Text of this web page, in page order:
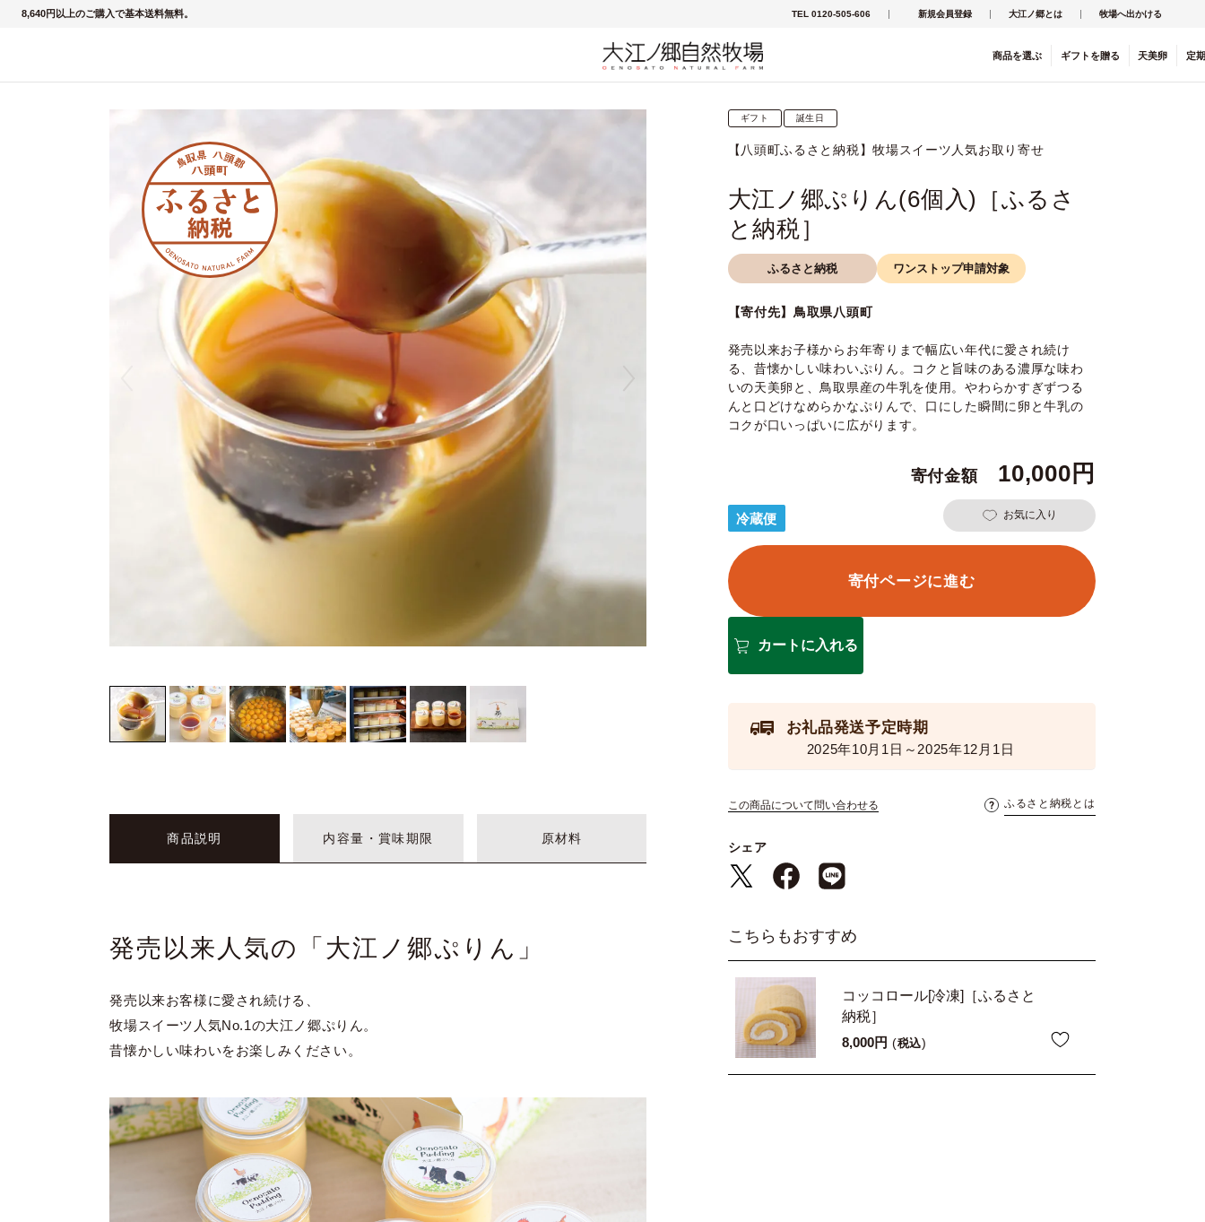
8,640円以上のご購入で基本送料無料。 TEL 0120-505-606 新規会員登録 大江ノ郷とは 牧場へ出かける
商品を選ぶ ギフト を贈る 天美卵 定
ギフト 誕生日
【八頭町ふるさと納税】牧場スイーツ人気お取り寄せ
大江ノ郷ぷりん(6個入)［ふるさ
と納税］
ふるさと納税 ワンストップ申請対象
【寄付先】鳥取県八頭町
発売以来お子様からお年寄りまで幅広い年代に愛され続け
る、昔懐かしい味わいぷりん。コクと旨味のある濃厚な味わ
いの天美卵と、鳥取県産の牛乳を使用。やわらかすぎずつる
んと口どけなめらかなぷりんで、口にした瞬間に卵と牛乳の
コクが口いっぱいに広がります。
10,000
冷蔵便 お気に入り
寄付ページに進む
カートに入れる
お礼品発送予定時期
2025年10月1日～2025年12月1日
この商品について問い合わせる ふるさと納税とは
シェア
こちらもおすすめ
コッコロール[冷凍]［ふるさと
納税］
8,000
税込
商品説明 内容量・賞味期限 原材料
発売以来人気の「大江ノ郷ぷりん」
発売以来お客様に愛され続ける、
牧場スイーツ人気No.1の大江ノ郷ぷりん。
昔懐かしい味わいをお楽しみください。